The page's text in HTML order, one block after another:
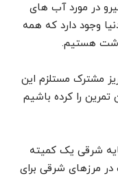
نیرو در مورد آب های
در دنیا وجود دارد که همه
هستیم.
مشترک مستلزم این
را کرده باشیم
شرقی یک کمیته
مرزهای شرقی برای